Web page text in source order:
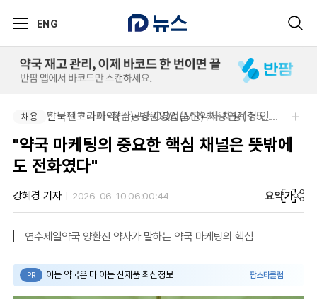
ENG
채용 알보젠코리아-향남공장 OQA 품질약사 채용(주5일/파트타임 가능)
채용 한국오츠카제약(주)-병원영업(MR) 채용연계형 인턴(신입사원) 모집 공고
"약국 마케팅의 중요한 핵심 채널은 뜻밖에
도 전화였다"
강혜경 기자 2026-06-10 06:00:44 요약가
연수제일약국 양환진 약사가 말하는 약국 마케팅의 핵심
PR 아는 약국은 다 아는 신제품 최신정보 팜스타클럽